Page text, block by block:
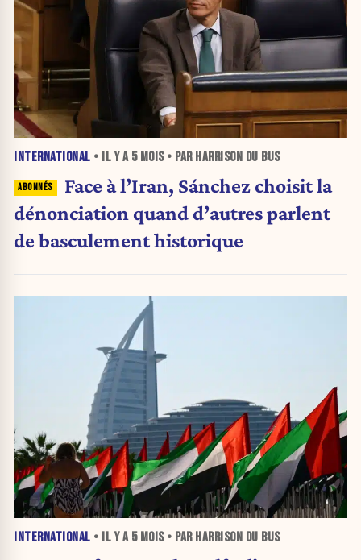
INTERNATIONAL • IL Y A 5 MOIS• PAR HARRISON DU BUS
Face à l’Iran, Sánchez choisit la
dénonciation quand d’autres parlent
de basculement historique
INTERNATIONAL • IL Y A 5 MOIS• PAR HARRISON DU BUS